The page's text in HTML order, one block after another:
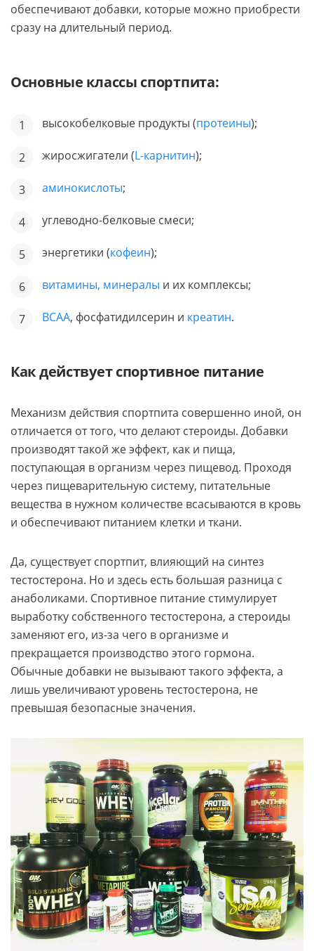
обеспечивают добавки, которые можно приобрести
сразу на длительный период.
Основные классы спортпита:
высокобелковые продукты (протеины);
жиросжигатели (L-карнитин);
аминокислоты;
углеводно-белковые смеси;
энергетики (кофеин);
витамины, минералы и их комплексы;
ВСАА, фосфатидилсерин и креатин.
Как действует спортивное питание
Механизм действия спортпита совершенно иной, он
отличается от того, что делают стероиды. Добавки
производят такой же эффект, как и пища,
поступающая в организм через пищевод. Проходя
через пищеварительную систему, питательные
вещества в нужном количестве всасываются в кровь
и обеспечивают питанием клетки и ткани.
Да, существует спортпит, влияющий на синтез
тестостерона. Но и здесь есть большая разница с
анаболиками. Спортивное питание стимулирует
выработку собственного тестостерона, а стероиды
заменяют его, из-за чего в организме и
прекращается производство этого гормона.
Обычные добавки не вызывают такого эффекта, а
лишь увеличивают уровень тестостерона, не
превышая безопасные значения.